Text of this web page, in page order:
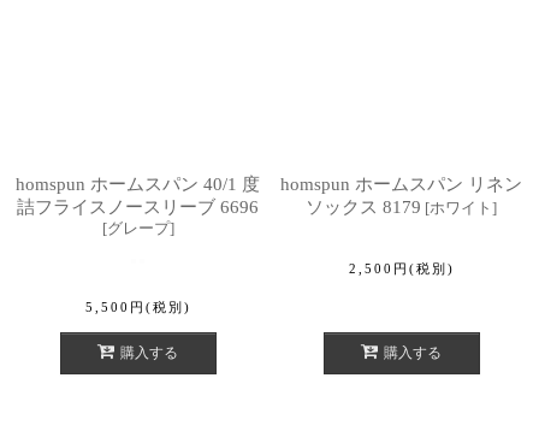
homspun ホームスパン 40/1 度
詰フライスノースリーブ 6696
[グレープ]
5,500 円 (税別)
購入する
homspun ホームスパン リネン
ソックス 8179 [ホワイト ]
2,500 円 (税別)
購入する